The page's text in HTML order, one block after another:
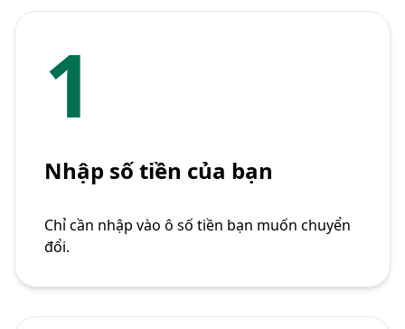
1
Nhập số tiền của bạn
Chỉ cần nhập vào ô số tiền bạn muốn chuyển
đổi.